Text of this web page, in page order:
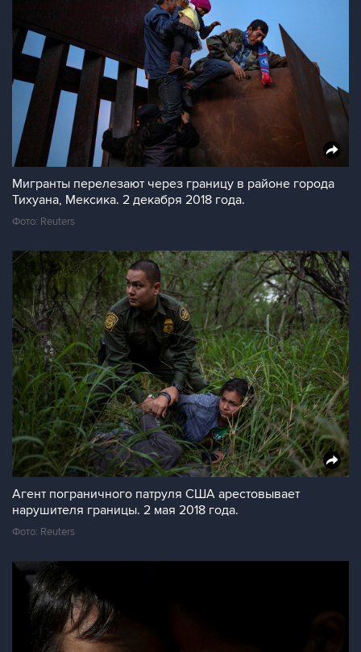
Мигранты перелезают через границу в районе города
Тихуана, Мексика. 2 декабря 2018 года.
Фото: Reuters
Агент пограничного патруля США арестовывает
нарушителя границы. 2 мая 2018 года.
Фото: Reuters